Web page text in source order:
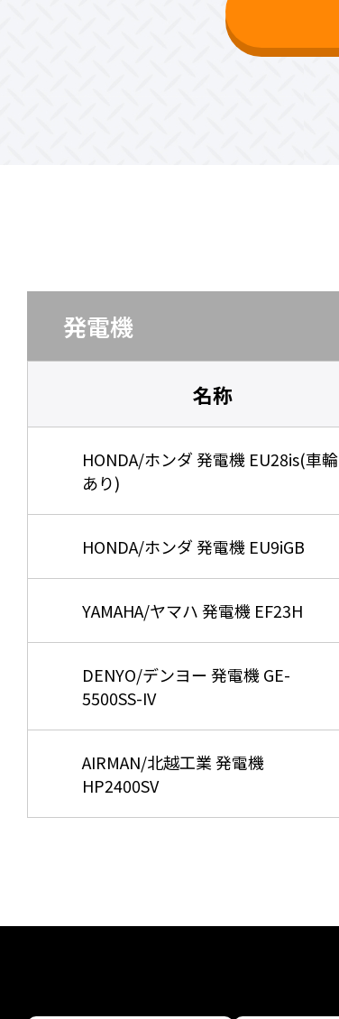
発電機
名称
HONDA/ホンダ 発電機 EU28is(車輪
あり)
HONDA/ホンダ 発電機 EU9iGB
YAMAHA/ヤマハ 発電機 EF23H
DENYO/デンヨー 発電機 GE-
5500SS-IV
AIRMAN/北越工業 発電機
HP2400SV